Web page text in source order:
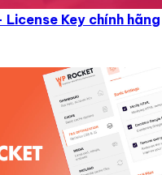
Key chính hãng